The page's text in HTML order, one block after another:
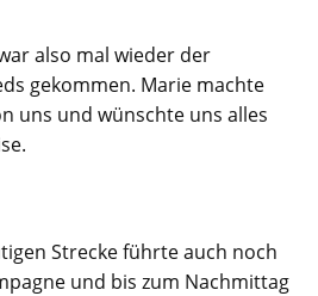
also mal wieder der
gekommen. Marie machte
uns und wünschte uns alles
Strecke führte auch noch
und bis zum Nachmittag